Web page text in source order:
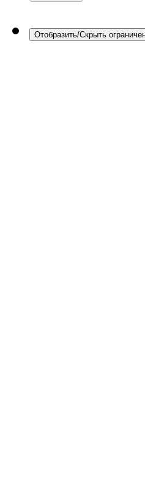
Отобразить/Скрыть